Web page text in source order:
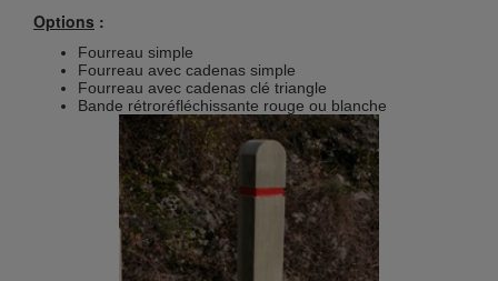
Options :
Fourreau simple
Fourreau avec cadenas simple
Fourreau avec cadenas clé triangle
Bande rétroréfléchissante rouge ou blanche